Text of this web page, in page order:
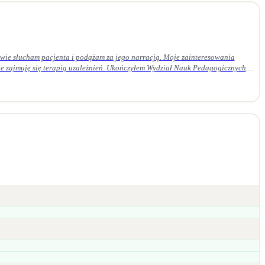
słucham pacjenta i podążam za jego narracją. Moje zainteresowania
Wydział Nauk Pedagogicznych
szkolenie z psychoterapii psychodynamicznej w Krakowskim
superwizji u certyfikowanego superwizora.